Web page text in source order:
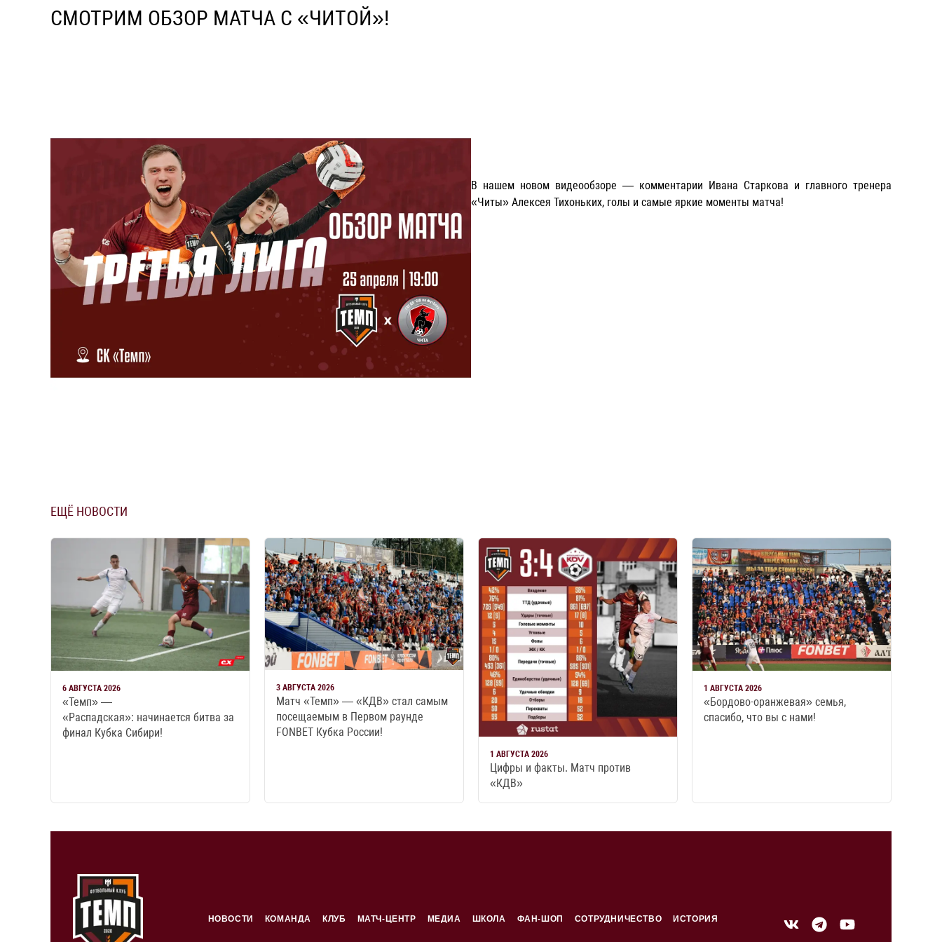
СМОТРИМ ОБЗОР МАТЧА С «ЧИТОЙ»!
В нашем новом видеообзоре — комментарии Ивана Старкова и главного тренера
«Читы» Алексея Тихоньких, голы и самые яркие моменты матча!
ЕЩЁ НОВОСТИ
6 АВГУСТА 2026
«Темп» —
«Распадская»: начинается битва за
финал Кубка Сибири!
3 АВГУСТА 2026
Матч «Темп» — «КДВ» стал самым
посещаемым в Первом раунде
FONBET Кубка России!
1 АВГУСТА 2026
Цифры и факты. Матч против
«КДВ»
1 АВГУСТА 2026
«Бордово-оранжевая» семья,
спасибо, что вы с нами!
НОВОСТИ КОМАНДА КЛУБ МАТЧ-ЦЕНТР МЕДИА ШКОЛА ФАН-ШОП СОТРУДНИЧЕСТВО ИСТОРИЯ